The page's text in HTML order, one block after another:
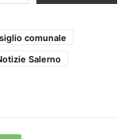
comunale
Salerno